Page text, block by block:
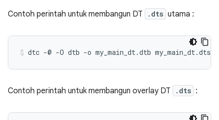
Contoh perintah untuk membangun DT
.dts utama :
Contoh perintah untuk membangun overlay DT .dts :